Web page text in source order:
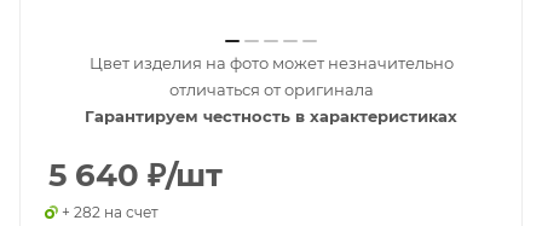
Цвет изделия на фото может незначительно
отличаться от оригинала
Гарантируем честность в характеристиках
5 640 ₽/шт
+ 282 на счет